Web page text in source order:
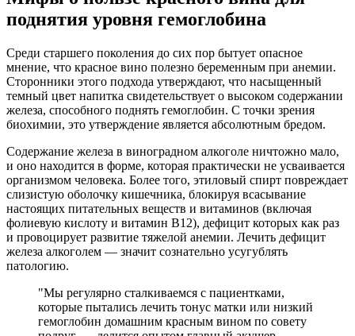
поднятия уровня гемоглобина
Среди старшего поколения до сих пор бытует опасное
мнение, что красное вино полезно беременным при анемии.
Сторонники этого подхода утверждают, что насыщенный
темный цвет напитка свидетельствует о высоком содержании
железа, способного поднять гемоглобин. С точки зрения
биохимии, это утверждение является абсолютным бредом.
Содержание железа в виноградном алкоголе ничтожно мало,
и оно находится в форме, которая практически не усваивается
организмом человека. Более того, этиловый спирт повреждает
слизистую оболочку кишечника, блокируя всасывание
настоящих питательных веществ и витаминов (включая
фолиевую кислоту и витамин B12), дефицит которых как раз
и провоцирует развитие тяжелой анемии. Лечить дефицит
железа алкоголем — значит сознательно усугублять
патологию.
"Мы регулярно сталкиваемся с пациентками,
которые пытались лечить тонус матки или низкий
гемоглобин домашним красным вином по совету